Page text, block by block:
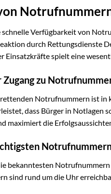
Verfügbarkeit von
durch Rettungsdienste
Einsatzkräfte spielt eine
zu
Notrufnummern ist
dass Bürger in Notlagen
maximiert die
bekanntesten
sind rund um die Uhr